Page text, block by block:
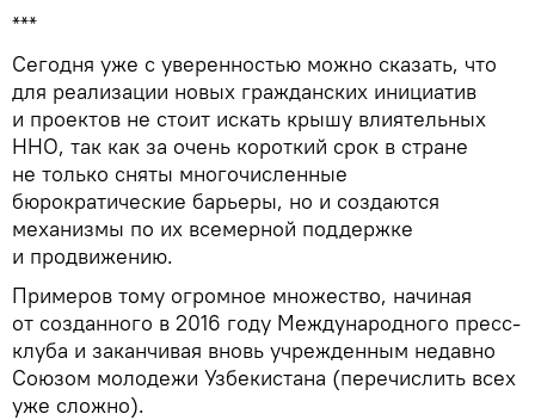
***
Сегодня уже с уверенностью можно сказать, что
для реализации новых гражданских инициатив
и проектов не стоит искать крышу влиятельных
ННО, так как за очень короткий срок в стране
не только сняты многочисленные
бюрократические барьеры, но и создаются
механизмы по их всемерной поддержке
и продвижению.
Примеров тому огромное множество, начиная
от созданного в 2016 году Международного пресс-
клуба и заканчивая вновь учрежденным недавно
Союзом молодежи Узбекистана (перечислить всех
уже сложно).